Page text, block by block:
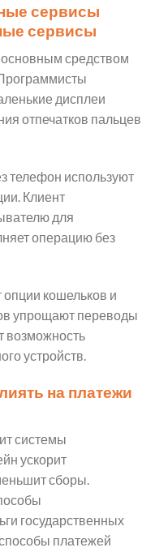
сервисы
сервисы
средством
дисплеи
отпечатков пальцев
телефон используют
Клиент
для
операцию без
кошельков и
упрощают переводы
возможность
устройств.
на платежи
системы
ускорит
сборы.
государственных
платежей